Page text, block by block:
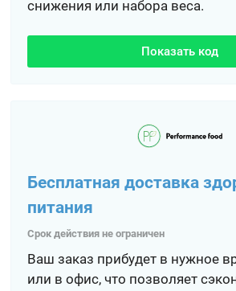
снижения или набора веса.
Показать код
Бесплатная доставка
питания
Срок действия не ограничен
Ваш заказ прибудет в нужное
или в офис, что позволяет